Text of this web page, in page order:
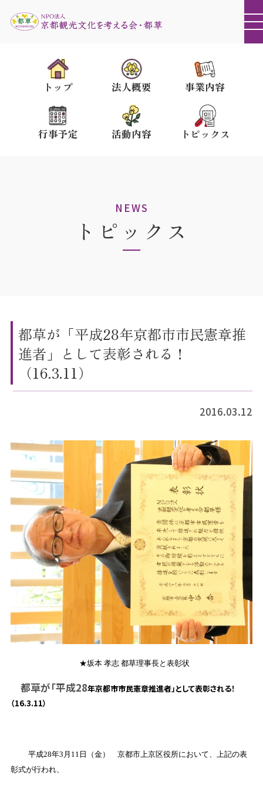
トップ 法人概要 事業内容
行事予定 活動内容 トピックス
NEWS
トピックス
都草が「平成28年京都市市民憲章推
進者」として表彰される！
（16.3.11）
2016.03.12
★坂本 孝志 都草理事長と表彰状
都草が「平成28年京都市市民憲章推進者」として表彰される！
（16.3.11）
平成28年3 月 11 日（金） 京都市上京区役所において、上記の表
彰式が行われ、